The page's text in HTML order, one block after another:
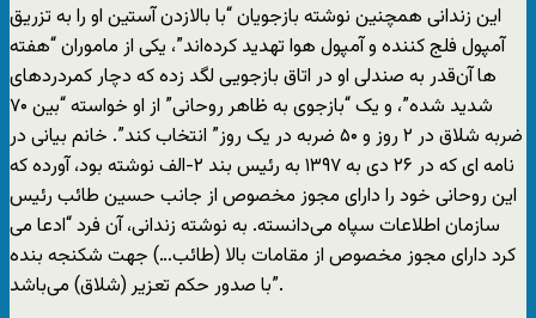
این زندانی همچنین نوشته بازجویان “با بالازدن آستین او را به تزریق
آمپول فلج کننده و آمپول هوا تهدید کرده‌اند”، یکی از ماموران “هفته
ها آن‌قدر به صندلی او در اتاق بازجویی لگد زده که دچار کمردردهای
شدید شده”، و یک “بازجوی به ظاهر روحانی” از او خواسته “بین ۷۰
ضربه شلاق در ۲ روز و ۵۰ ضربه در یک روز” انتخاب کند”. خانم بیانی در
نامه ای که در ۲۶ دی به ۱۳۹۷ به رئیس بند ۲-الف نوشته بود، آورده که
این روحانی خود را دارای مجوز مخصوص از جانب حسین طائب رئیس
سازمان اطلاعات سپاه می‌دانسته. به نوشته زندانی، آن فرد “ادعا می
کرد دارای مجوز مخصوص از مقامات بالا (طائب…) جهت شکنجه بنده
با صدور حکم تعزیر (شلاق) می‌باشد”.